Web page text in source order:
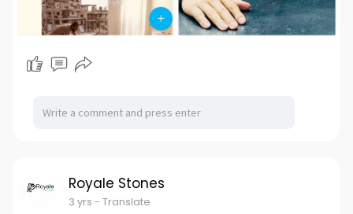
Royale Stones
3 yrs - Translate